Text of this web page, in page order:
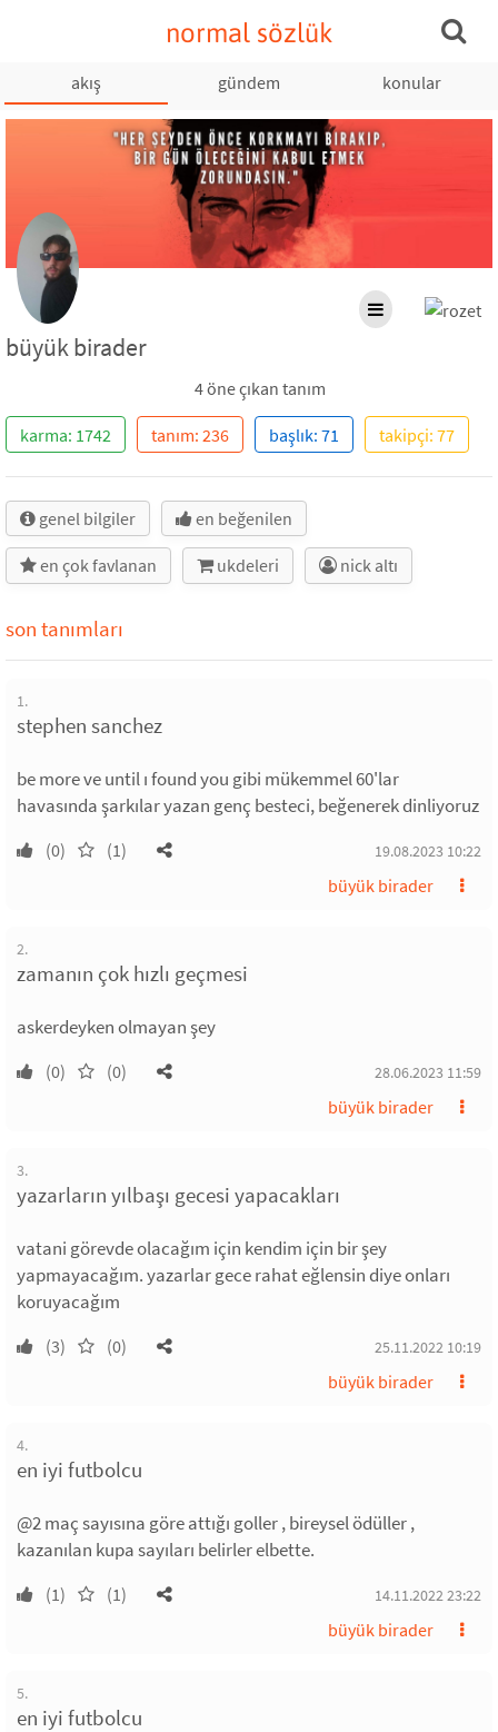
normal sözlük
akış gündem konular
büyük birader
4 öne çıkan tanım
karma: 1742 tanım: 236 başlık: 71 takipçi: 77
genel bilgiler en beğenilen
en çok favlanan ukdeleri nick altı
son tanımları
1.
stephen sanchez
be more ve until ı found you gibi mükemmel 60'lar
havasında şarkılar yazan genç besteci, beğenerek dinliyoruz
(0) (1) 19.08.2023 10:22
büyük birader
2.
zamanın çok hızlı geçmesi
askerdeyken olmayan şey
(0) (0) 28.06.2023 11:59
büyük birader
3.
yazarların yılbaşı gecesi yapacakları
vatani görevde olacağım için kendim için bir şey
yapmayacağım. yazarlar gece rahat eğlensin diye onları
koruyacağım
(3) (0) 25.11.2022 10:19
büyük birader
4.
en iyi futbolcu
@2 maç sayısına göre attığı goller , bireysel ödüller ,
kazanılan kupa sayıları belirler elbette.
(1) (1) 14.11.2022 23:22
büyük birader
5.
en iyi futbolcu